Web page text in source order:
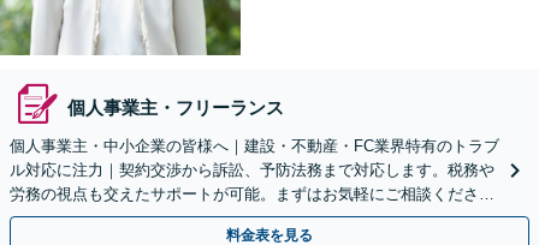
個人事業主・フリーランス
個人事業主・中小企業の皆様へ｜建設・不動産・FC業界特有のトラブ
ル対応に注力｜契約交渉から訴訟、予防法務まで対応します。税務や
労務の視点も交えたサポートが可能。まずはお気軽にご相談くださ
い。【久屋大通駅1分・初回相談30分無料】
料金表を見る